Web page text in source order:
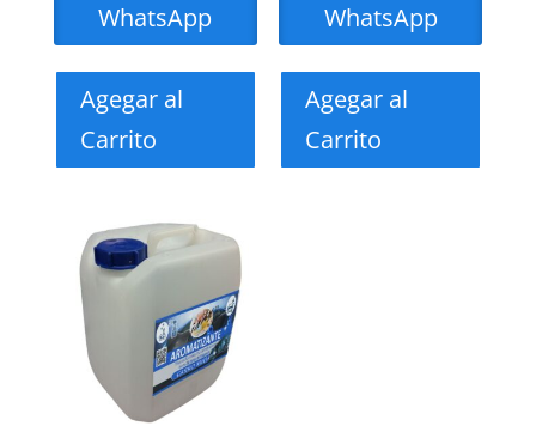
WhatsApp
Agegar al
Carrito
WhatsApp
Agegar al
Carrito